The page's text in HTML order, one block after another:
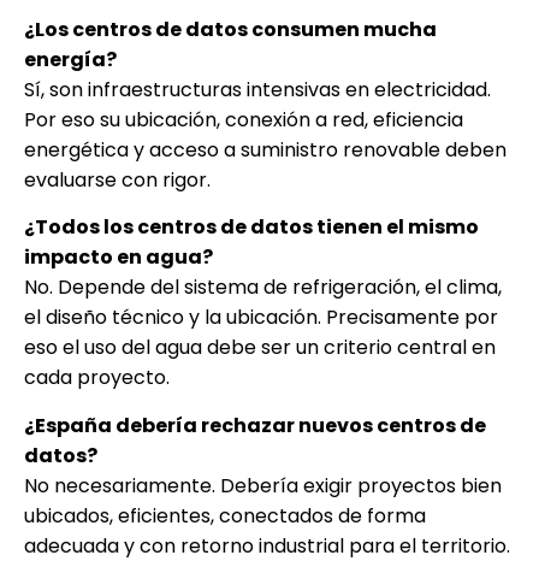
¿Los centros de datos consumen mucha
energía?
Sí, son infraestructuras intensivas en electricidad.
Por eso su ubicación, conexión a red, eficiencia
energética y acceso a suministro renovable deben
evaluarse con rigor.
¿Todos los centros de datos tienen el mismo
impacto en agua?
No. Depende del sistema de refrigeración, el clima,
el diseño técnico y la ubicación. Precisamente por
eso el uso del agua debe ser un criterio central en
cada proyecto.
¿España debería rechazar nuevos centros de
datos?
No necesariamente. Debería exigir proyectos bien
ubicados, eficientes, conectados de forma
adecuada y con retorno industrial para el territorio.